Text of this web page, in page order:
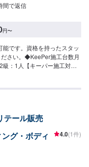
間で返信
円〜
です。資格を持ったスタッ
さい。◆KeePer施工台数月
：1人【キーパー施工対応
耐久強撥水で車を綺麗に保
緒に落ちます。（汚れによ
（L）38,400円（LL）42,900
し強固に守ります。49,900
テール販売
グ・ボディ
4.0(1件)